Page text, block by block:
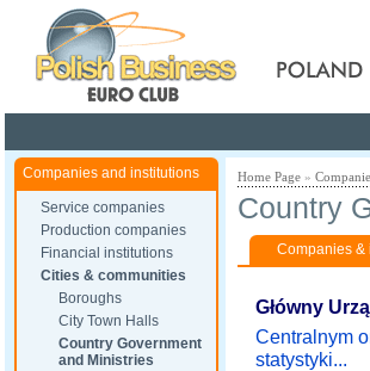
Companies and institutions
Service companies
Production companies
Financial institutions
Cities & communities
Boroughs
City Town Halls
Country Government
and Ministries
Home Page »
Country
Companies &
Główny
Centralnym
statystyki...